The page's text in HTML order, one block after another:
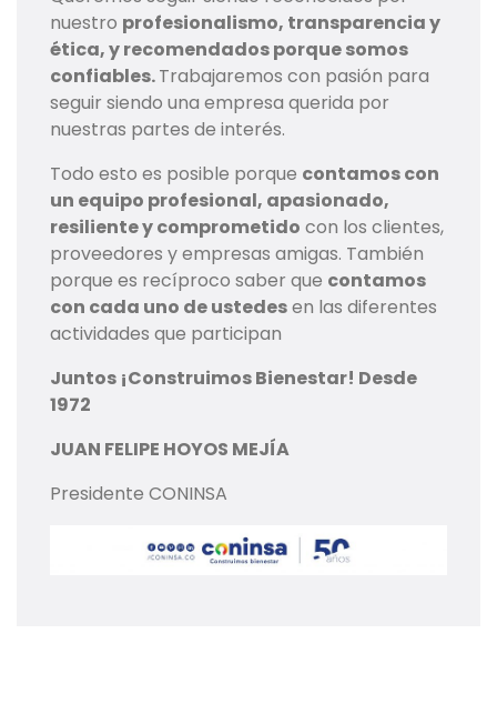
nuestro profesionalismo, transparencia y
ética, y recomendados porque somos
confiables.Trabajaremos con pasión para
seguir siendo una empresa querida por
nuestras partes de interés.
Todo esto es posible porque contamos con
un equipo profesional, apasionado,
resiliente y comprometido con los clientes,
proveedores y empresas amigas. También
porque es recíproco saber que contamos
con cada uno de ustedesen las diferentes
actividades que participan
Juntos ¡Construimos Bienestar! Desde
1972
JUAN FELIPE HOYOS MEJÍA
Presidente CONINSA